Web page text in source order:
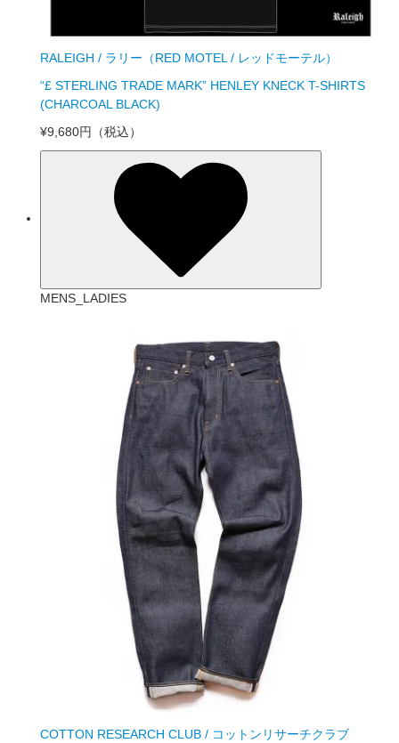
RALEIGH / ラリー（RED MOTEL / レッドモーテル）
“£ STERLING TRADE MARK” HENLEY KNECK T-SHIRTS
(CHARCOAL BLACK)
¥9,680円
（税込）
MENS_LADIES
COTTON RESEARCH CLUB / コットンリサーチクラブ